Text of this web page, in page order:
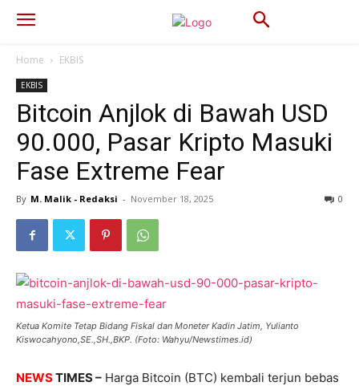
Home EKBIS
EKBIS
Bitcoin Anjlok di Bawah USD
90.000, Pasar Kripto Masuki
Fase Extreme Fear
By M. Malik - Redaksi - November 18, 2025 0
Ketua Komite Tetap Bidang Fiskal dan Moneter Kadin Jatim, Yulianto
Kiswocahyono,SE.,SH.,BKP. (Foto: Wahyu/Newstimes.id)
NEWSTIMES – Harga Bitcoin (BTC) kembali terjun bebas